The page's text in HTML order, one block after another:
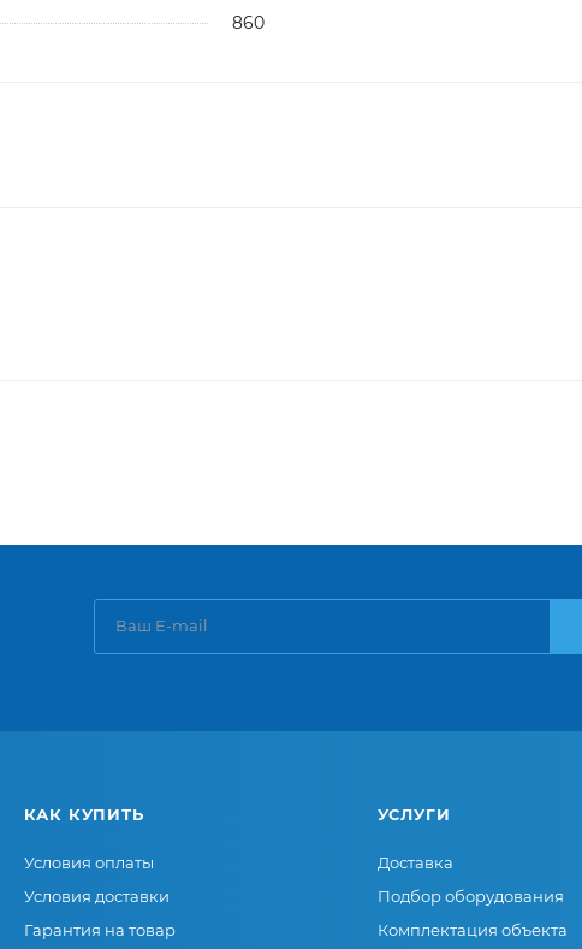
860
КАК КУПИТЬ
Условия оплаты
Условия доставки
Гарантия на товар
УСЛУГИ
Доставка
Подбор оборудования
Комплектация объекта